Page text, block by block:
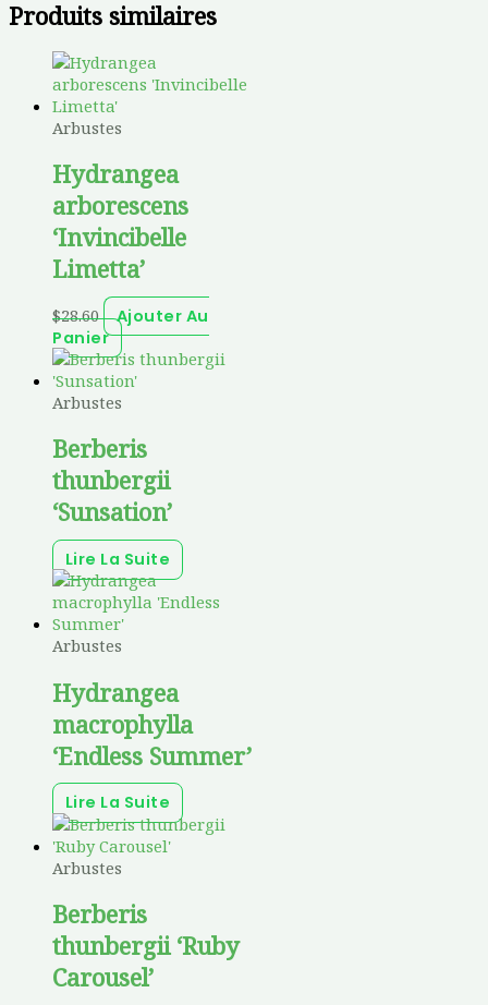
Produits similaires
Arbustes
Hydrangea
arborescens
‘Invincibelle
Limetta’
$28.60
Ajouter Au
Panier
Arbustes
Berberis
thunbergii
‘Sunsation’
Lire La Suite
Arbustes
Hydrangea
macrophylla
‘Endless Summer’
Lire La Suite
Arbustes
Berberis
thunbergii ‘Ruby
Carousel’